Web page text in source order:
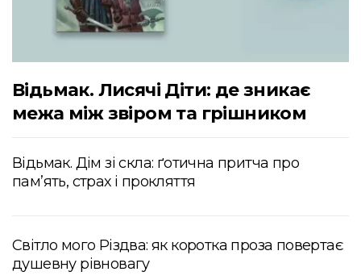
Відьмак. Лисячі Діти: де зникає
межа між звіром та грішником
Відьмак. Дім зі скла: ґотична притча про
пам’ять, страх і прокляття
Світло мого Різдва: як коротка проза повертає
душевну рівновагу